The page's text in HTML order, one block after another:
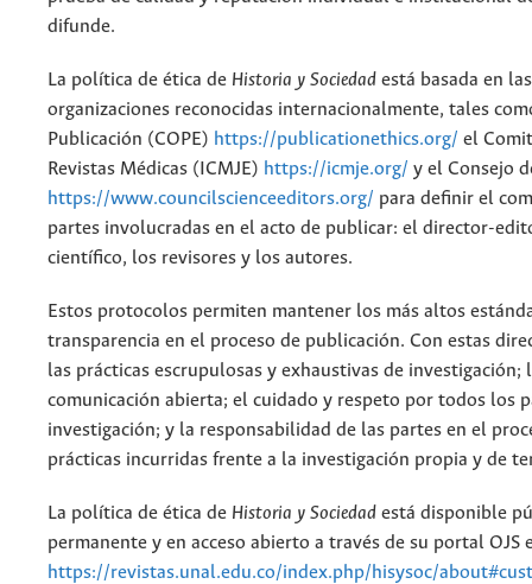
difunde.
La política de ética de Historia y Sociedad está basada en
organizaciones reconocidas internacionalmente, tales
Publicación (COPE) https://publicationethics.org/ el
Revistas Médicas (ICMJE) https://icmje.org/ y el Consejo
https://www.councilscienceeditors.org/ para definir el
partes involucradas en el acto de publicar: el director-
científico, los revisores y los autores.
Estos protocolos permiten mantener los más altos
transparencia en el proceso de publicación. Con estas
las prácticas escrupulosas y exhaustivas de investigación;
comunicación abierta; el cuidado y respeto por todos los
investigación; y la responsabilidad de las partes en el
prácticas incurridas frente a la investigación propia y de
La política de ética de Historia y Sociedad está disponible
permanente y en acceso abierto a través de su portal OJS
https://revistas.unal.edu.co/index.php/hisysoc/